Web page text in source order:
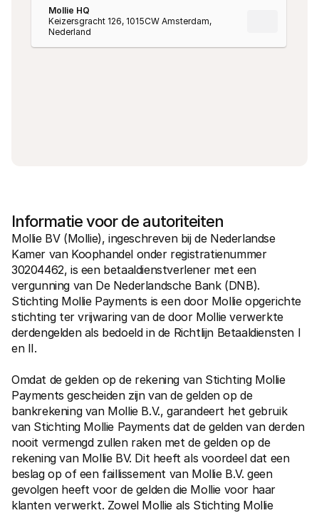
Mollie HQ
Keizersgracht 126, 1015CW Amsterdam,
Nederland
Informatie voor de autoriteiten
Mollie BV (Mollie), ingeschreven bij de Nederlandse
Kamer van Koophandel onder registratienummer
30204462, is een betaaldienstverlener met een
vergunning van De Nederlandsche Bank (DNB).
Stichting Mollie Payments is een door Mollie opgerichte
stichting ter vrijwaring van de door Mollie verwerkte
derdengelden als bedoeld in de Richtlijn Betaaldiensten I
en II.
Omdat de gelden op de rekening van Stichting Mollie
Payments gescheiden zijn van de gelden op de
bankrekening van Mollie B.V., garandeert het gebruik
van Stichting Mollie Payments dat de gelden van derden
nooit vermengd zullen raken met de gelden op de
rekening van Mollie BV. Dit heeft als voordeel dat een
beslag op of een faillissement van Mollie B.V. geen
gevolgen heeft voor de gelden die Mollie voor haar
klanten verwerkt. Zowel Mollie als Stichting Mollie